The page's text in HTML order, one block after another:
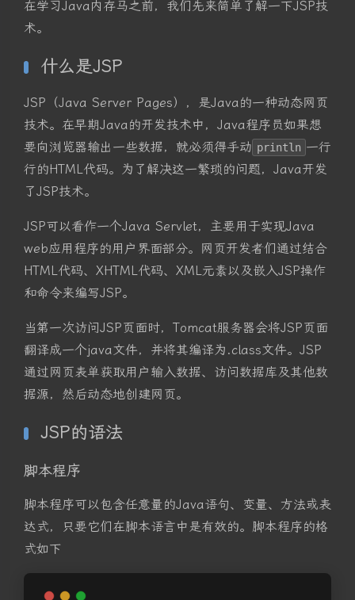
在学习Java内存马之前，我们先来简单了解一下JSP技
术。
什么是JSP
JSP（Java Server Pages），是Java的一种动态网页
技术。在早期Java的开发技术中，Java程序员如果想
要向浏览器输出一些数据，就必须得手动 println 一行
行的HTML代码。为了解决这一繁琐的问题，Java开发
了JSP技术。
JSP可以看作一个Java Servlet，主要用于实现Java
web应用程序的用户界面部分。网页开发者们通过结合
HTML代码、XHTML代码、XML元素以及嵌入JSP操作
和命令来编写JSP。
当第一次访问JSP页面时，Tomcat服务器会将JSP页面
翻译成一个java文件，并将其编译为.class文件。JSP
通过网页表单获取用户输入数据、访问数据库及其他数
据源，然后动态地创建网页。
JSP的语法
脚本程序
脚本程序可以包含任意量的Java语句、变量、方法或表
达式，只要它们在脚本语言中是有效的。脚本程序的格
式如下